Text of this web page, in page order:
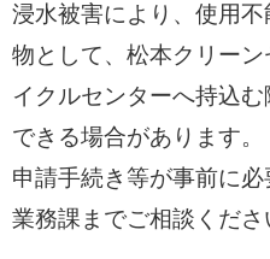
浸水被害により、使用
物として、松本クリー
イクルセンターへ持込
できる場合があります。
申請手続き等が事前に
業務課までご相談くださ